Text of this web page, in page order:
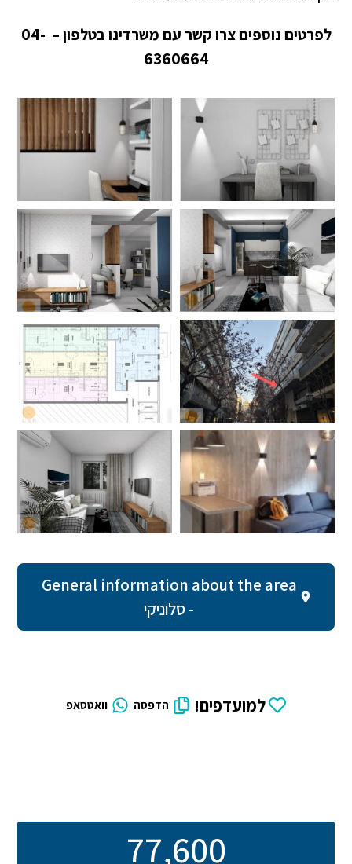
לפרטים נוספים צרו קשר עם משרדינו בטלפון – 04-
6360664
General information about the area
- סלוניקי
למועדפים! הדפסה וואטסאפ
77,600